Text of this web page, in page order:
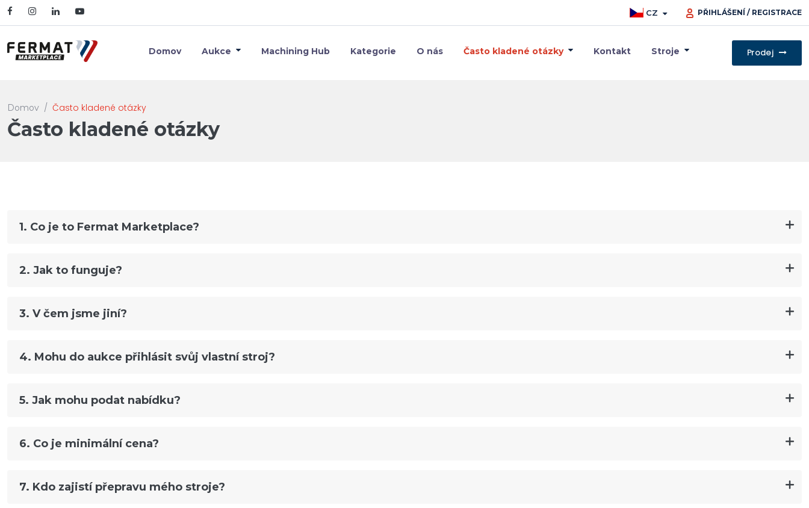
CZ PŘIHLÁŠENÍ / REGISTRACE
Domov Aukce Machining Hub Kategorie O nás Často kladené otázky Kontakt Stroje Prodej
Domov Často kladené otázky
Často kladené otázky
1. Co je to Fermat Marketplace?
2. Jak to funguje?
3. V čem jsme jiní?
4. Mohu do aukce přihlásit svůj vlastní stroj?
5. Jak mohu podat nabídku?
6. Co je minimální cena?
7. Kdo zajistí přepravu mého stroje?